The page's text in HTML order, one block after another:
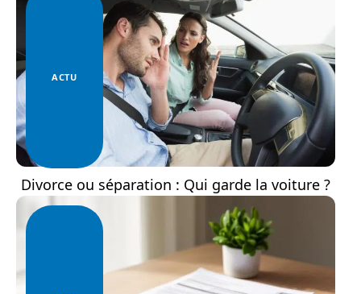
ACTU
Divorce ou séparation : Qui garde la voiture ?